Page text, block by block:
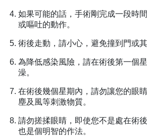
如果可能的話，手術剛完成一段時
或嘔吐的動作。
術後走動，請小心，避免撞到門或其
為降低感染風險，請在術後第一個
澡。
在術後幾個星期內，請勿讓您的眼
塵及風等刺激物質。
請勿搓揉眼睛，即使您不是處在術
也是個明智的作法。